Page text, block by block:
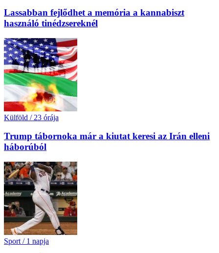
Lassabban fejlődhet a memória a kannabiszt
használó tinédzsereknél
Külföld / 23 órája
Trump tábornoka már a kiutat keresi az Irán elleni
háborúból
Sport / 1 napja